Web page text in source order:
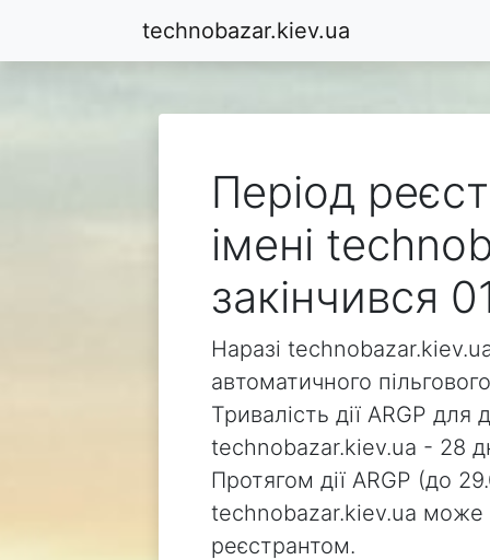
technobazar.kiev.ua
Період
імені
закінчився
Наразі
автоматичного
Тривалість дії ARGP для
technobazar.kiev.ua - 28
Протягом дії ARGP (до
technobazar.kiev.ua може
реєстрантом.